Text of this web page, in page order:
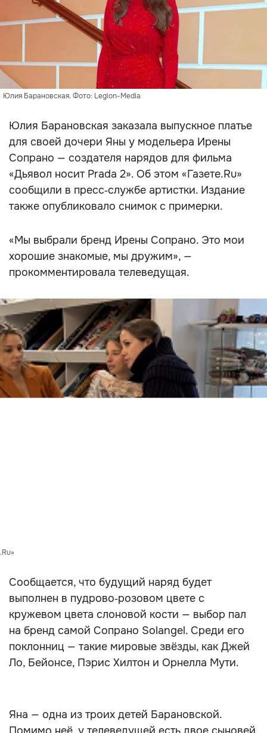
Юлия Барановская. Фото: Legion-Media
Юлия Барановская заказала выпускное платье
для своей дочери Яны у модельера Ирены
Сопрано — создателя нарядов для фильма
«Дьявол носит Prada 2». Об этом «Газете.Ru»
сообщили в пресс‑службе артистки. Издание
также опубликовало снимок с примерки.
«Мы выбрали бренд Ирены Сопрано. Это мои
хорошие знакомые, мы дружим», —
прокомментировала телеведущая.
Сообщается, что будущий наряд будет
выполнен в пудрово‑розовом цвете с
кружевом цвета слоновой кости — выбор пал
на бренд самой Сопрано Solangel. Среди его
поклонниц — такие мировые звёзды, как Джей
Ло, Бейонсе, Пэрис Хилтон и Орнелла Мути.
Яна — одна из троих детей Барановской.